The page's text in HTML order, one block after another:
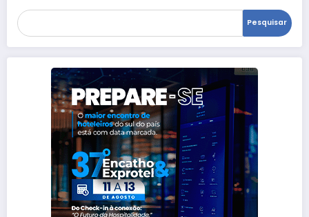
Pesquisar